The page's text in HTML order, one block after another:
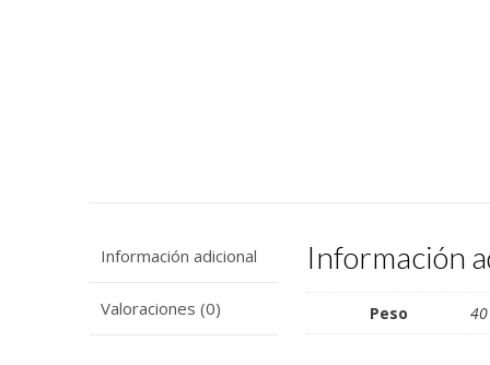
Información adicional
Valoraciones (0)
Información
Peso